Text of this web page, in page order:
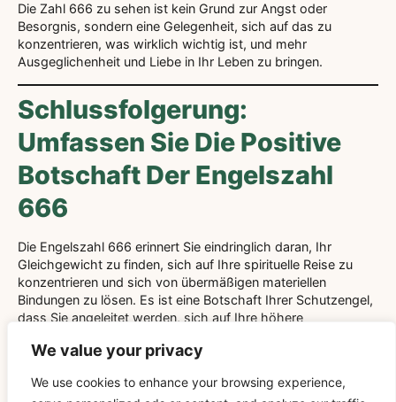
We value your privacy
We use cookies to enhance your browsing experience,
Die Zahl 666 zu sehen ist kein Grund zur Angst oder
Besorgnis, sondern eine Gelegenheit, sich auf das zu
konzentrieren, was wirklich wichtig ist, und mehr
Ausgeglichenheit und Liebe in Ihr Leben zu bringen.
Schlussfolgerung:
Umfassen Sie Die Positive
Botschaft Der Engelszahl
666
Die Engelszahl 666 erinnert Sie eindringlich daran, Ihr
Gleichgewicht zu finden, sich auf Ihre spirituelle Reise zu
konzentrieren und sich von übermäßigen materiellen
Bindungen zu lösen. Es ist eine Botschaft Ihrer Schutzengel,
dass Sie angeleitet werden, sich auf Ihre höhere
pflegen, die wirklich wichtig sind.
Wenn Sie die Bedeutung der Engelszahl 666 verstehen und